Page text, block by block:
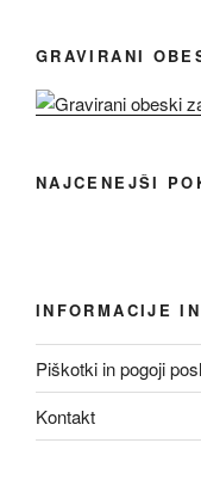
GRAVIRANI
NAJCENEJŠI
INFORMACIJE
Piškotki in pogoji
Kontakt